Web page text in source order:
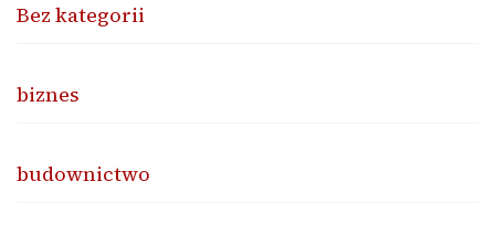
Bez kategorii
biznes
budownictwo